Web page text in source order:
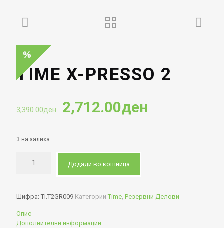
TIME X-PRESSO 2
3,390.00ден
Original
3,390.00ден.
2,712.00ден
3 на залиха
Додади во кошница
Шифра: TI.T2GR009 Категории Time, Резервни Делови
Опис
Дополнителни информации